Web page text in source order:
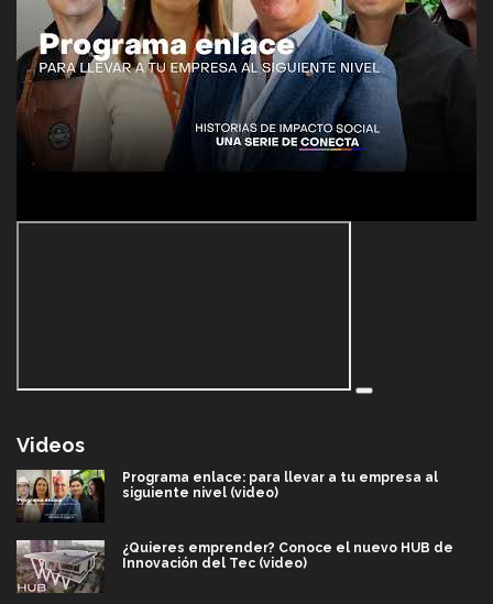
Videos
Programa enlace: para llevar a tu empresa al
siguiente nivel (video)
¿Quieres emprender? Conoce el nuevo HUB de
Innovación del Tec (video)